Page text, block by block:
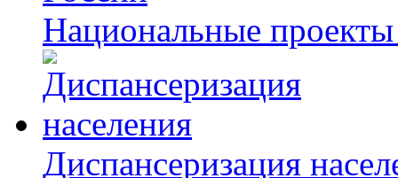
Национальные
Диспансеризация